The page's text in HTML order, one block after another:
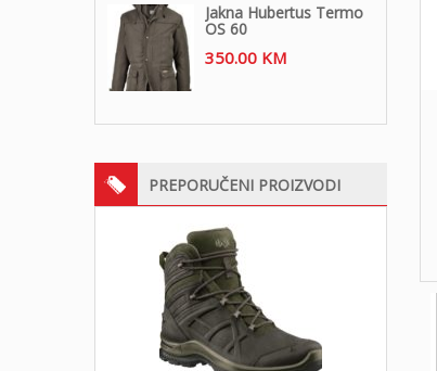
Jakna Hubertus Termo
OS 60
350.00 KM
PREPORUČENI PROIZVODI